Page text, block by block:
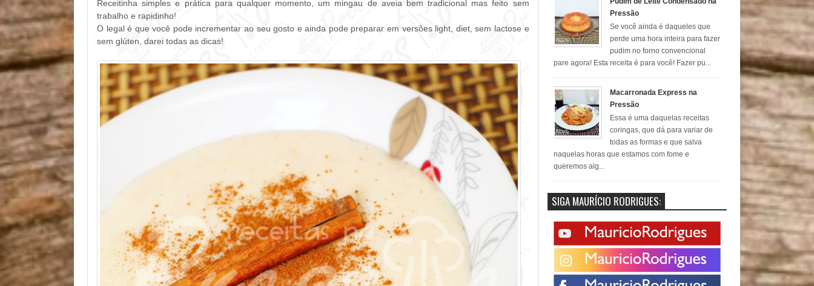
Receitinha simples e prática para qualquer momento, um mingau de aveia bem tradicional mas feito sem
trabalho e rapidinho!
O legal é que você pode incrementar ao seu gosto e ainda pode preparar em versões light, diet, sem lactose e
sem glúten, darei todas as dicas!
Pressão
Se você ainda é daqueles que
perde uma hora inteira para fazer
pudim no forno convencional
pare agora! Esta receita é para você! Fazer pu...
Macarronada Express na
Pressão
Essa é uma daquelas receitas
coringas, que dá para variar de
todas as formas e que salva
naquelas horas que estamos com fome e
queremos alg...
SIGA MAURÍCIO RODRIGUES: